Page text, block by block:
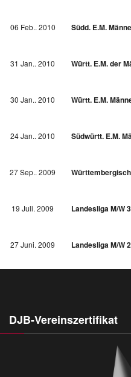
06 Feb.. 2010 Südd. E.M.
31 Jan.. 2010 Württ. E.M. der
30 Jan.. 2010 Württ. E.M.
24 Jan.. 2010 Südwürtt. E.M.
27 Sep.. 2009
19 Juli. 2009 Landesliga M/W
27 Juni. 2009 Landesliga M/W
DJB-Vereinszertifikat